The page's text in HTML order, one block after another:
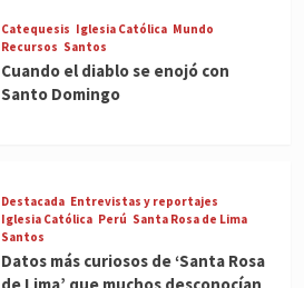
Catequesis Iglesia Católica Mundo
Recursos Santos
Cuando el diablo se enojó con
Santo Domingo
Destacada Entrevistas y reportajes
Iglesia Católica Perú Santa Rosa de Lima
Santos
Datos más curiosos de ‘Santa Rosa